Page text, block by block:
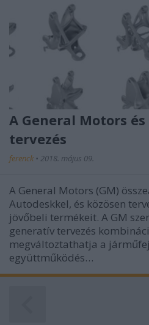
A General Motors
tervezés
ferenck • 2018. május 09.
A General Motors (GM)
Autodeskkel, és közösen
jövőbeli termékeit. A GM
generatív tervezés
megváltoztathatja a
együttműködés…